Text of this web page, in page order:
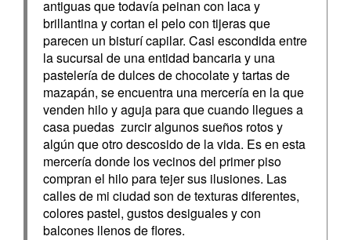
antiguas que todavía peinan con laca y
brillantina y cortan el pelo con tijeras que
parecen un bisturí capilar. Casi escondida entre
la sucursal de una entidad bancaria y una
pastelería de dulces de chocolate y tartas de
mazapán, se encuentra una mercería en la que
venden hilo y aguja para que cuando llegues a
casa puedas zurcir algunos sueños rotos y
algún que otro descosido de la vida. Es en esta
mercería donde los vecinos del primer piso
compran el hilo para tejer sus ilusiones. Las
calles de mi ciudad son de texturas diferentes,
colores pastel, gustos desiguales y con
balcones llenos de flores.